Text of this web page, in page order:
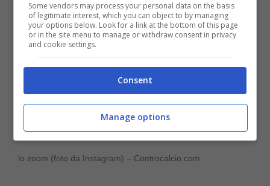
Federica Nargi, un top che fa sognare ad occhi aperti: serve
lo zoom (foto da Instagram) – Controcalcio.com
Some vendors may process your personal data on the basis
of legitimate interest, which you can object to by managing
your options below. Look for a link at the bottom of this page
or in the site menu to manage or withdraw consent in privacy
and cookie settings.
Consent
Manage options